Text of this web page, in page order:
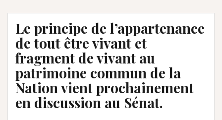
Le principe de l’appartenance
de tout être vivant et
fragment de vivant au
patrimoine commun de la
Nation vient prochainement
en discussion au Sénat.